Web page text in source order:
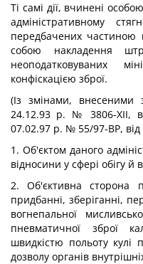
Ті самі дії, вчинені
адміністративному
передбачених частиною
собою накладення
неоподатковуваних
конфіскацією зброї.
(Із змінами, внесеними
24.12.93 р. № 3806-ХІІ,
07.02.97 р. № 55/97-ВР,
1. Об'єктом даного
відносини у сфері обігу й
2. Об'єктивна сторона
придбанні, зберіганні,
вогнепальної
пневматичної зброї
швидкістю польоту кулі
дозволу органів